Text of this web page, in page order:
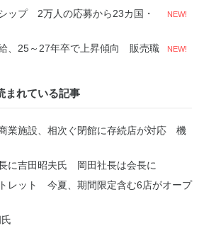
ップ 2万人の応募から23カ国・
NEW!
、25～27年卒で上昇傾向 販売職
NEW!
まれている記事
業施設、相次ぐ閉館に存続店が対応 機
に吉田昭夫氏 岡田社長は会長に
レット 今夏、期間限定含む6店がオープ